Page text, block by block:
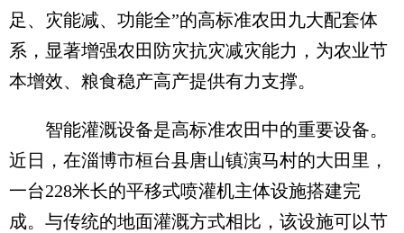
足、灾能减、功能全”的高标准农田九大配套体
系，显著增强农田防灾抗灾减灾能力，为农业节
本增效、粮食稳产高产提供有力支撑。
智能灌溉设备是高标准农田中的重要设备。
近日，在淄博市桓台县唐山镇演马村的大田里，
一台228米长的平移式喷灌机主体设施搭建完
成。与传统的地面灌溉方式相比，该设施可以节